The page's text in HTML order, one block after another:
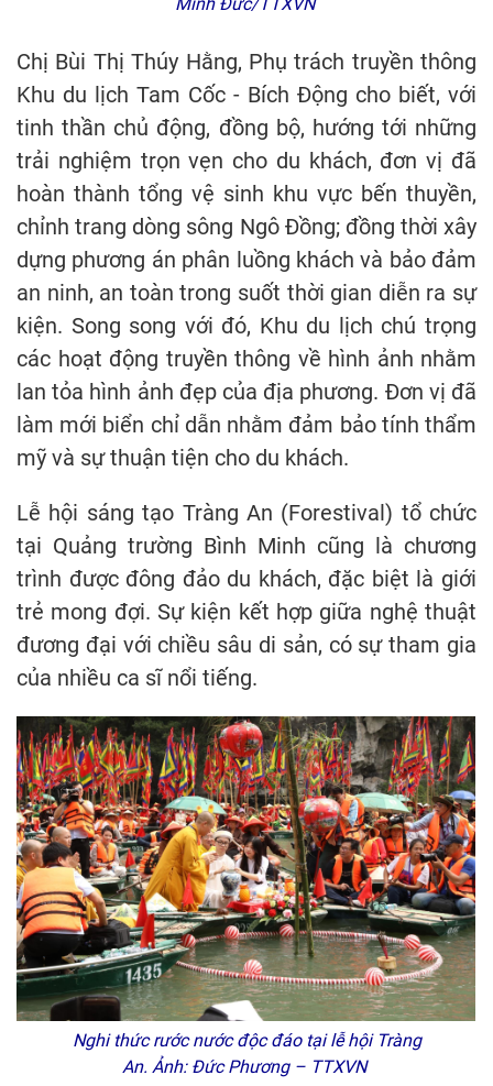
Chị Bùi Thị Thúy Hằng, Phụ trách truyền thông
Khu du lịch Tam Cốc - Bích Động cho biết, với
tinh thần chủ động, đồng bộ, hướng tới những
trải nghiệm trọn vẹn cho du khách, đơn vị đã
hoàn thành tổng vệ sinh khu vực bến thuyền,
chỉnh trang dòng sông Ngô Đồng; đồng thời xây
dựng phương án phân luồng khách và bảo đảm
an ninh, an toàn trong suốt thời gian diễn ra sự
kiện. Song song với đó, Khu du lịch chú trọng
các hoạt động truyền thông về hình ảnh nhằm
lan tỏa hình ảnh đẹp của địa phương. Đơn vị đã
làm mới biển chỉ dẫn nhằm đảm bảo tính thẩm
mỹ và sự thuận tiện cho du khách.
Lễ hội sáng tạo Tràng An (Forestival) tổ chức
tại Quảng trường Bình Minh cũng là chương
trình được đông đảo du khách, đặc biệt là giới
trẻ mong đợi. Sự kiện kết hợp giữa nghệ thuật
đương đại với chiều sâu di sản, có sự tham gia
của nhiều ca sĩ nổi tiếng.
Nghi thức rước nước độc đáo tại lễ hội Tràng
An. Ảnh: Đức Phương – TTXVN